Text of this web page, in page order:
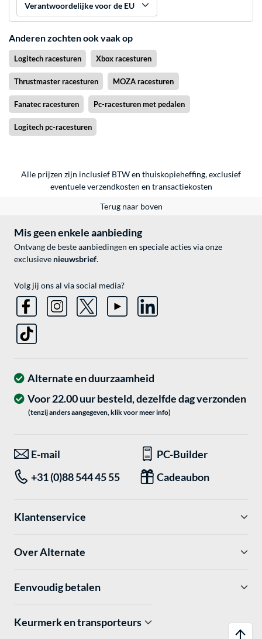
Verantwoordelijke voor de EU
Anderen zochten ook vaak op
Logitech racesturen Xbox racesturen
Thrustmaster racesturen MOZA racesturen
Fanatec racesturen Pc-racesturen met pedalen
Logitech pc-racesturen
Alle prijzen zijn inclusief BTW en thuiskopieheffing, exclusief
eventueleverzendkosten en transactiekosten
Terug naar boven
Mis geen enkele aanbieding
Ontvang de beste aanbiedingen en speciale acties via onze
exclusieve nieuwsbrief.
Volg jij ons al via social media?
Alternate en duurzaamheid
Voor 22.00 uur besteld, dezelfde dag verzonden
(tenzij anders aangegeven, klik voor meer info)
E-mail
PC-Builder
+31 (0)88 544 45 55
Cadeaubon
Klantenservice
Over Alternate
Eenvoudig betalen
Keurmerk en transporteurs